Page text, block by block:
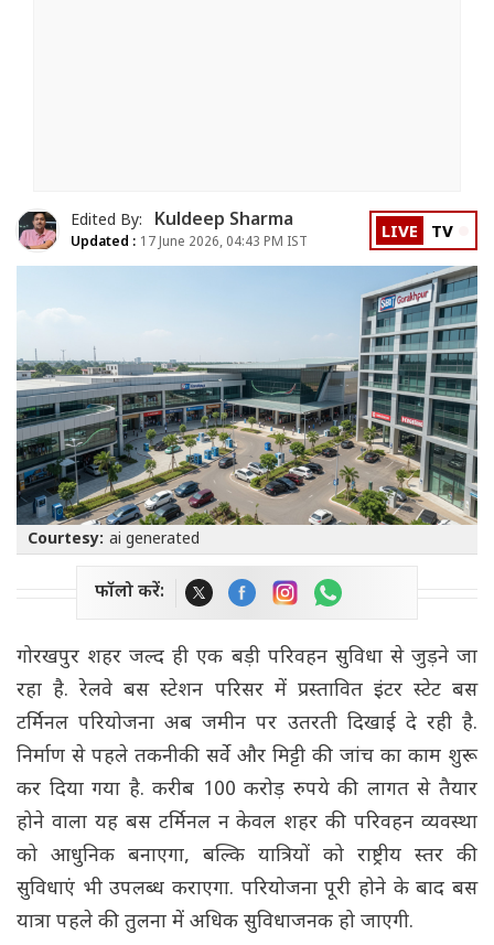
Edited By: Kuldeep Sharma
Updated : 17 June 2026, 04:43 PM IST LIVE TV
Courtesy: ai generated
फॉलो करें:
गोरखपुर शहर जल्द ही एक बड़ी परिवहन सुविधा से जुड़ने जा
रहा है. रेलवे बस स्टेशन परिसर में प्रस्तावित इंटर स्टेट बस
टर्मिनल परियोजना अब जमीन पर उतरती दिखाई दे रही है.
निर्माण से पहले तकनीकी सर्वे और मिट्टी की जांच का काम शुरू
कर दिया गया है. करीब 100 करोड़ रुपये की लागत से तैयार
होने वाला यह बस टर्मिनल न केवल शहर की परिवहन व्यवस्था
को आधुनिक बनाएगा, बल्कि यात्रियों को राष्ट्रीय स्तर की
सुविधाएं भी उपलब्ध कराएगा. परियोजना पूरी होने के बाद बस
यात्रा पहले की तुलना में अधिक सुविधाजनक हो जाएगी.